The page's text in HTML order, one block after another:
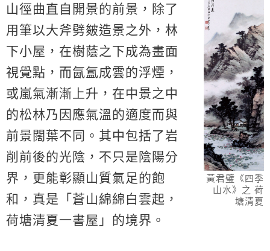
黃君璧《四季
山水》之 荷
塘清夏
山徑曲直自開景的前景，除了
用筆以大斧劈皴造景之外，林
下小屋，在樹蔭之下成為畫面
視覺點，而氤氲成雲的浮煙，
或嵐氣漸漸上升，在中景之中
的松林乃因應氣溫的適度而與
前景闊葉不同。其中包括了岩
削前後的光陰，不只是陰陽分
界，更能彰顯山質氣足的飽
和，真是「蒼山綿綿白雲起，
荷塘清夏一書屋」的境界。